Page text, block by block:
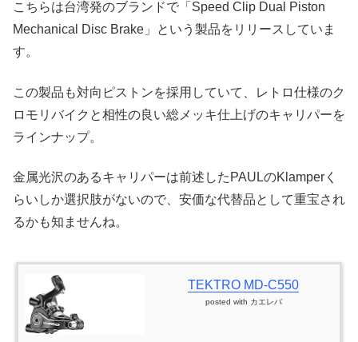
こちらは台湾発のブランドで「Speed Clip Dual Piston
Mechanical Disc Brake」という製品をリリースしていま
す。
この製品も対向ピストンを採用していて、レトロ仕様のク
ロモリバイクと相性の良い総メッキ仕上げのキャリパーを
ラインナップ。
金属光沢のあるキャリパーは前述したPAULのKlamperく
らいしか選択肢がないので、安価な代替品として重宝され
るかも知ませんね。
TEKTRO MD-C550
posted with カエレバ